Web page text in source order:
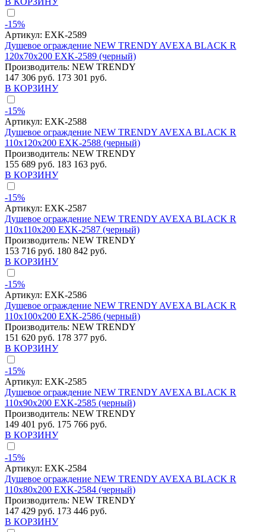
-15%
Артикул: EXK-2589
Душевое ограждение NEW TRENDY AVEXA BLACK R
120x70x200 EXK-2589 (черный)
Производитель: NEW TRENDY
147 306 руб. 173 301 руб.
В КОРЗИНУ
-15%
Артикул: EXK-2588
Душевое ограждение NEW TRENDY AVEXA BLACK R
110x120x200 EXK-2588 (черный)
Производитель: NEW TRENDY
155 689 руб. 183 163 руб.
В КОРЗИНУ
-15%
Артикул: EXK-2587
Душевое ограждение NEW TRENDY AVEXA BLACK R
110x110x200 EXK-2587 (черный)
Производитель: NEW TRENDY
153 716 руб. 180 842 руб.
В КОРЗИНУ
-15%
Артикул: EXK-2586
Душевое ограждение NEW TRENDY AVEXA BLACK R
110x100x200 EXK-2586 (черный)
Производитель: NEW TRENDY
151 620 руб. 178 377 руб.
В КОРЗИНУ
-15%
Артикул: EXK-2585
Душевое ограждение NEW TRENDY AVEXA BLACK R
110x90x200 EXK-2585 (черный)
Производитель: NEW TRENDY
149 401 руб. 175 766 руб.
В КОРЗИНУ
-15%
Артикул: EXK-2584
Душевое ограждение NEW TRENDY AVEXA BLACK R
110x80x200 EXK-2584 (черный)
Производитель: NEW TRENDY
147 429 руб. 173 446 руб.
В КОРЗИНУ